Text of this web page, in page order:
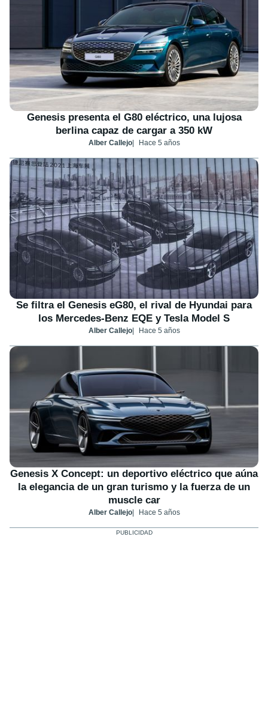
Genesis presenta el G80 eléctrico, una lujosa
berlina capaz de cargar a 350 kW
Alber Callejo Hace 5 años
Se filtra el Genesis eG80, el rival de Hyundai para
los Mercedes-Benz EQE y Tesla Model S
Alber Callejo Hace 5 años
Genesis X Concept: un deportivo eléctrico que aúna
la elegancia de un gran turismo y la fuerza de un
muscle car
Alber Callejo Hace 5 años